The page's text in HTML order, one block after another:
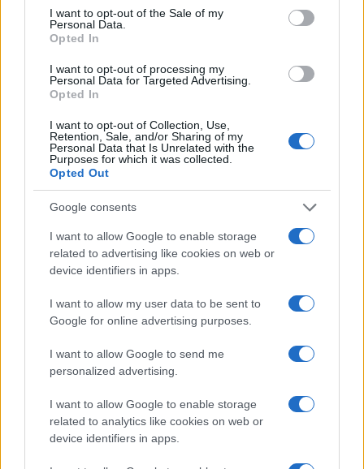
consent section.
I want to opt-out of the Sale of my
Personal Data.
Opted In
I want to opt-out of processing my
Personal Data for Targeted Advertising.
Opted In
I want to opt-out of Collection, Use,
Retention, Sale, and/or Sharing of my
Personal Data that Is Unrelated with the
Purposes for which it was collected.
Opted Out
Google consents
I want to allow Google to enable storage
related to advertising like cookies on web or
device identifiers in apps.
I want to allow my user data to be sent to
Google for online advertising purposes.
I want to allow Google to send me
personalized advertising.
I want to allow Google to enable storage
related to analytics like cookies on web or
device identifiers in apps.
Egy valami lehet csak elsőre különös: hogy ezek a
képek nevetnek. Vidámak, csak úgy vibrál bennük a
vitalitás. Ez nem általános. Létezik-e kimondottan zsidó
művészet, és a zsidó művésznek valóban olyan
teszem azt Chaim Potok festő hősének, Asher Lev-
Biztos, hogy létezik olyan, hogy kimondottan zsidó
művészet, de én ennek a jegyeit szerencsére magamon
nem veszem észre. Nem úgy dolgozom, hogy
kimondottan zsidó témájú festőnek lehessen nevezni.
Messze elkerültem ezt a csapdát.
Persze van benne valami, nézze meg például ezt a képet,
amely a Long Island-i teniszezők címet kapta, és hűen a
címhez valóban két zsidó teniszezik rajta. És életszeretet
beszélünk, akkor mindig valami fájdalom, sötét hangulat,
megrendítő érzés kapcsolódik hozzá. Nálam ez nem így